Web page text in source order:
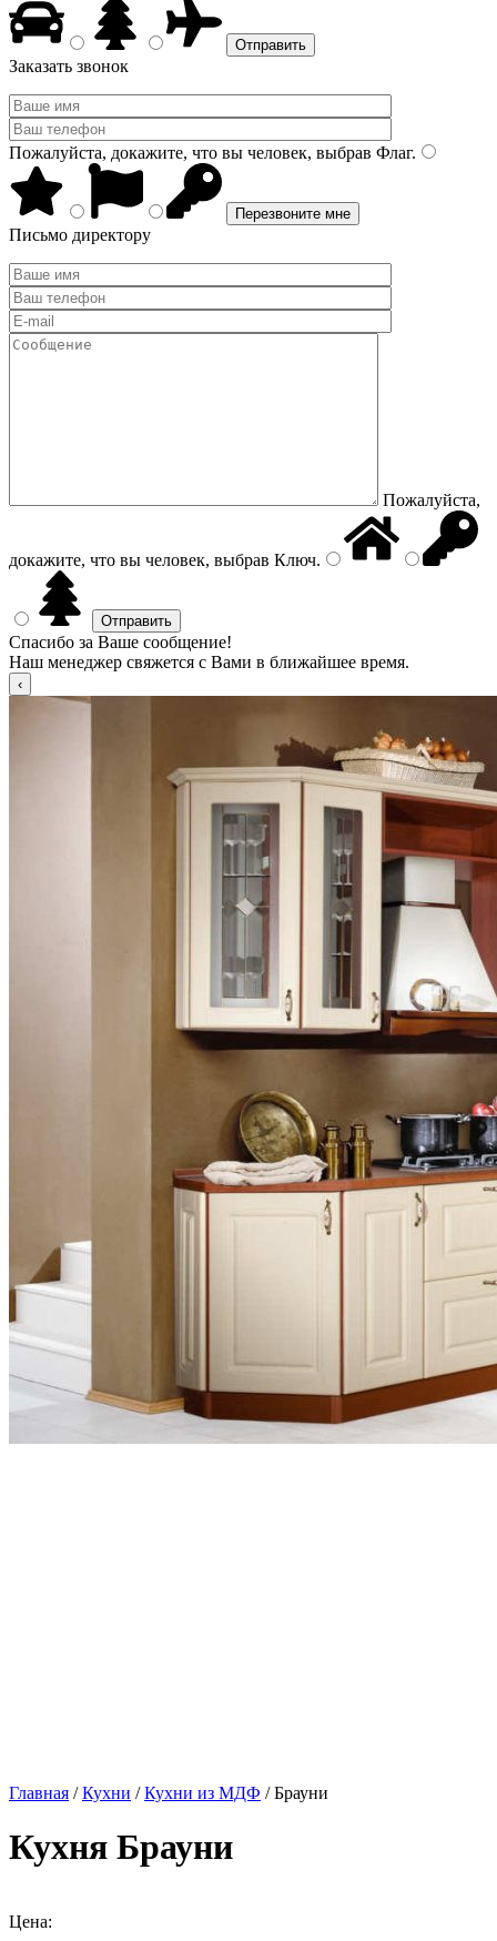
Заказать звонок
Пожалуйста, докажите, что вы человек, выбрав Флаг.
Письмо директору
Пожалуйста,
докажите, что вы человек, выбрав Ключ.
Спасибо за Ваше сообщение!
Наш менеджер свяжется с Вами в ближайшее время.
Главная /Кухни /Кухни из МДФ / Брауни
Кухня Брауни
Цена: